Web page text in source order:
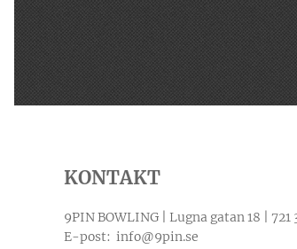
KONTAKT
9PIN BOWLING | Lugna gatan 18 | 721
E-post: info@9pin.se